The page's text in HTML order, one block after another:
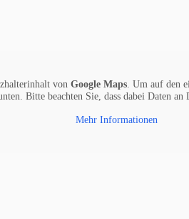
von Google Maps. Um auf den
Bitte beachten Sie, dass dabei Daten
Mehr Informationen